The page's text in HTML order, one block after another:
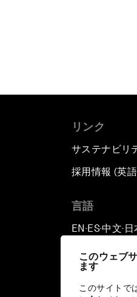
このウェブ
ます
このサイトで
リンク
サステナビリ
採用情報 (英
言語
EN ▪ES▪中文▪ 日